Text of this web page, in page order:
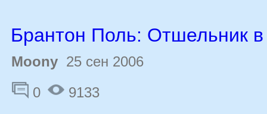
Брантон Поль: Отшельник
Moony 25 сен 2006
0
9133